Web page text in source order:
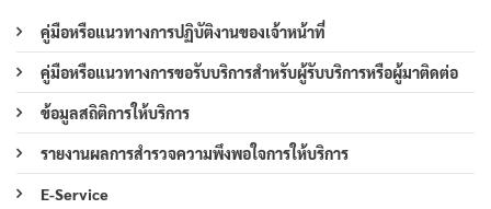
คู่มือหรือแนวทางการปฏิบัติงานของเจ้าหน้าที่
คู่มือหรือแนวทางการขอรับบริการสำหรับผู้รับบริการหรือผู้มาติดต่อ
ข้อมูลสถิติการให้บริการ
รายงานผลการสำรวจความพึงพอใจการให้บริการ
E-Service